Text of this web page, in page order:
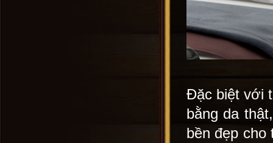
Đặc biệt với
bằng da
bền đẹp cho